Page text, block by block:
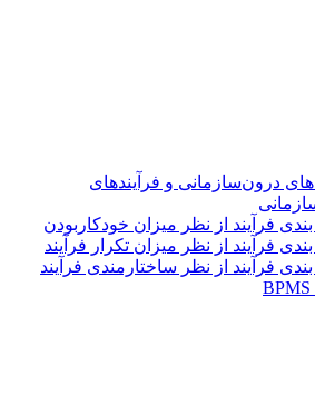
درون‌سازمانی و فرآیندهای
فرآیند از نظر میزان خودکاربودن
فرآیند از نظر میزان تکرار فرآیند
فرآیند از نظر ساختارمندی فرآیند